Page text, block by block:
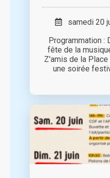
samedi 20
Programmation :
fête de la
Z'amis de la Place
une soirée